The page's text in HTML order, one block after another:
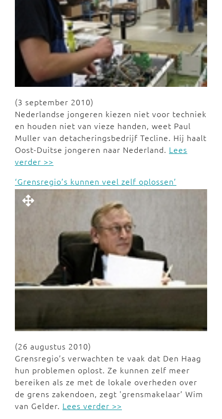
(3 september 2010)
Nederlandse jongeren kiezen niet voor techniek
en houden niet van vieze handen, weet Paul
Muller van detacheringsbedrijf Tecline. Hij haalt
Oost-Duitse jongeren naar Nederland. Lees
verder >>
‘Grensregio’s kunnen veel zelf oplossen’
(26 augustus 2010)
Grensregio’s verwachten te vaak dat Den Haag
hun problemen oplost. Ze kunnen zelf meer
bereiken als ze met de lokale overheden over
de grens zakendoen, zegt 'grensmakelaar’ Wim
van Gelder. Lees verder >>